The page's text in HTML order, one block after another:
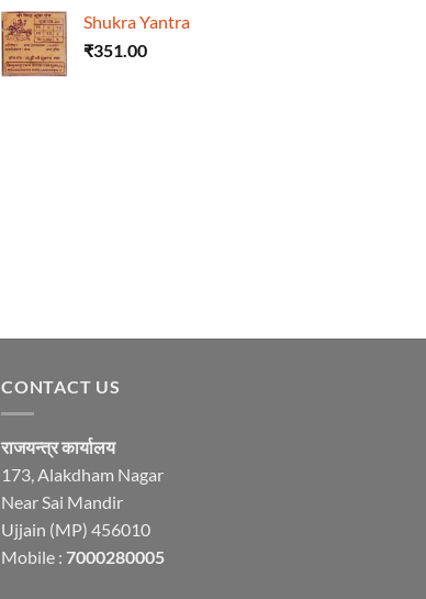
Shukra Yantra
₹351.00
CONTACT US
राजयन्त्र कार्यालय
173, Alakdham Nagar
Near Sai Mandir
Ujjain (MP) 456010
Mobile : 7000280005